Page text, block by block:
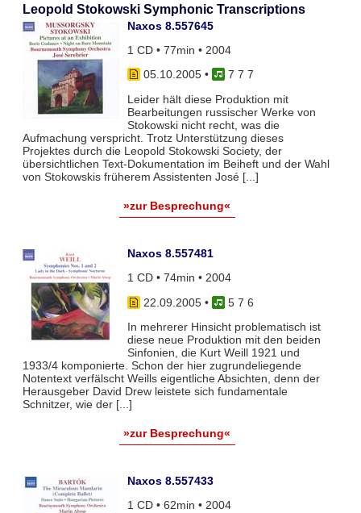
Leopold Stokowski Symphonic Transcriptions
Naxos 8.557645
1 CD • 77min • 2004
05.10.2005•
7 7 7
Leider hält diese Produktion mit
Bearbeitungen russischer Werke von
Stokowski nicht recht, was die
Aufmachung verspricht. Trotz Unterstützung dieses
Projektes durch die Leopold Stokowski Society, der
übersichtlichen Text-Dokumentation im Beiheft und der Wahl
von Stokowskis früherem Assistenten José [...]
»zur Besprechung«
Naxos 8.557481
1 CD • 74min • 2004
22.09.2005•
5 7 6
In mehrerer Hinsicht problematisch ist
diese neue Produktion mit den beiden
Sinfonien, die Kurt Weill 1921 und
1933/4 komponierte. Schon der hier zugrundeliegende
Notentext verfälscht Weills eigentliche Absichten, denn der
Herausgeber David Drew leistete sich fundamentale
Schnitzer, wie der [...]
»zur Besprechung«
Naxos 8.557433
1 CD • 62min • 2004